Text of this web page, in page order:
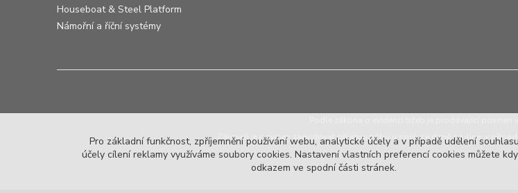
Houseboat & Steel Platform
Námořní a říční systémy
Zároveň je povinen zaevidovat přijatou tržbu u správce daně on-line; v
Pro základní funkčnost, zpříjemnění používání webu, analytické účely a v případě udělení
účely cílení reklamy využíváme soubory cookies. Nastavení vlastních preferencí cookies můžete
odkazem ve spodní části stránek.